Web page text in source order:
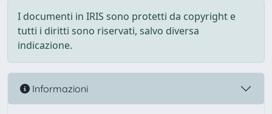
I documenti in IRIS sono protetti da copyright e
tutti i diritti sono riservati, salvo diversa
indicazione.
Informazioni